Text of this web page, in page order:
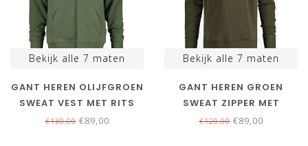
Bekijk alle 7 maten
GANT HEREN OLIJFGROEN
SWEAT VEST MET RITS
€130,00€89,00
Bekijk alle 7 maten
GANT HEREN GROEN
SWEAT ZIPPER MET
RITSJE
€120,00€89,00